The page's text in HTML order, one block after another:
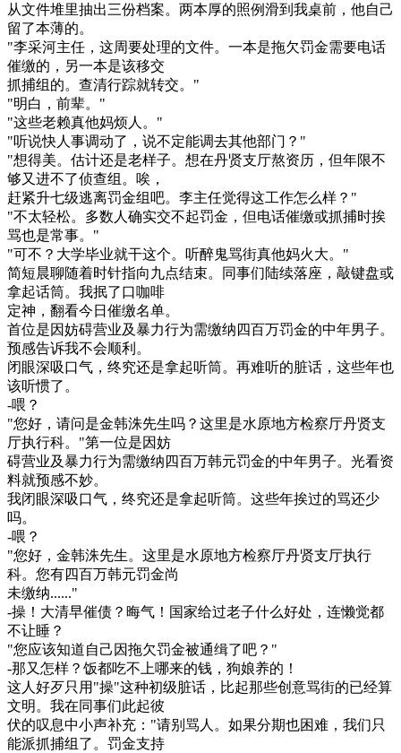
从文件堆里抽出三份档案。两本厚的照例滑到我桌前，他自己
留了本薄的。
"李采河主任，这周要处理的文件。一本是拖欠罚金需要电话
催缴的，另一本是该移交
抓捕组的。查清行踪就转交。"
"明白，前辈。"
"这些老赖真他妈烦人。"
"听说快人事调动了，说不定能调去其他部门？"
"想得美。估计还是老样子。想在丹贤支厅熬资历，但年限不
够又进不了侦查组。唉，
赶紧升七级逃离罚金组吧。李主任觉得这工作怎么样？"
"不太轻松。多数人确实交不起罚金，但电话催缴或抓捕时挨
骂也是常事。"
"可不？大学毕业就干这个。听醉鬼骂街真他妈火大。"
简短晨聊随着时针指向九点结束。同事们陆续落座，敲键盘或
拿起话筒。我抿了口咖啡
定神，翻看今日催缴名单。
首位是因妨碍营业及暴力行为需缴纳四百万罚金的中年男子。
预感告诉我不会顺利。
闭眼深吸口气，终究还是拿起听筒。再难听的脏话，这些年也
该听惯了。
-喂？
"您好，请问是金韩洙先生吗？这里是水原地方检察厅丹贤支
厅执行科。"第一位是因妨
碍营业及暴力行为需缴纳四百万韩元罚金的中年男子。光看资
料就预感不妙。
我闭眼深吸口气，终究还是拿起听筒。这些年挨过的骂还少
吗。
-喂？
"您好，金韩洙先生。这里是水原地方检察厅丹贤支厅执行
科。您有四百万韩元罚金尚
未缴纳......"
-操！大清早催债？晦气！国家给过老子什么好处，连懒觉都
不让睡？
"您应该知道自己因拖欠罚金被通缉了吧？"
-那又怎样？饭都吃不上哪来的钱，狗娘养的！
这人好歹只用"操"这种初级脏话，比起那些创意骂街的已经算
文明。我在同事们此起彼
伏的叹息中小声补充："请别骂人。如果分期也困难，我们只
能派抓捕组了。罚金支持